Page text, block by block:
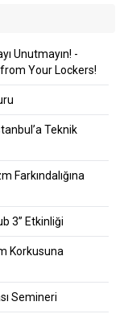
Unutmayın! -
Your Lockers!
Teknik
Farkındalığına
3” Etkinliği
Korkusuna
Semineri